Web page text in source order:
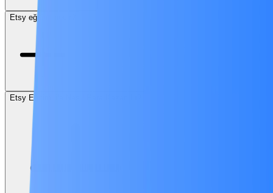
Etsy eğitimi nedir?
Etsy Eğitimi ile Nasıl Para Kazanılır?